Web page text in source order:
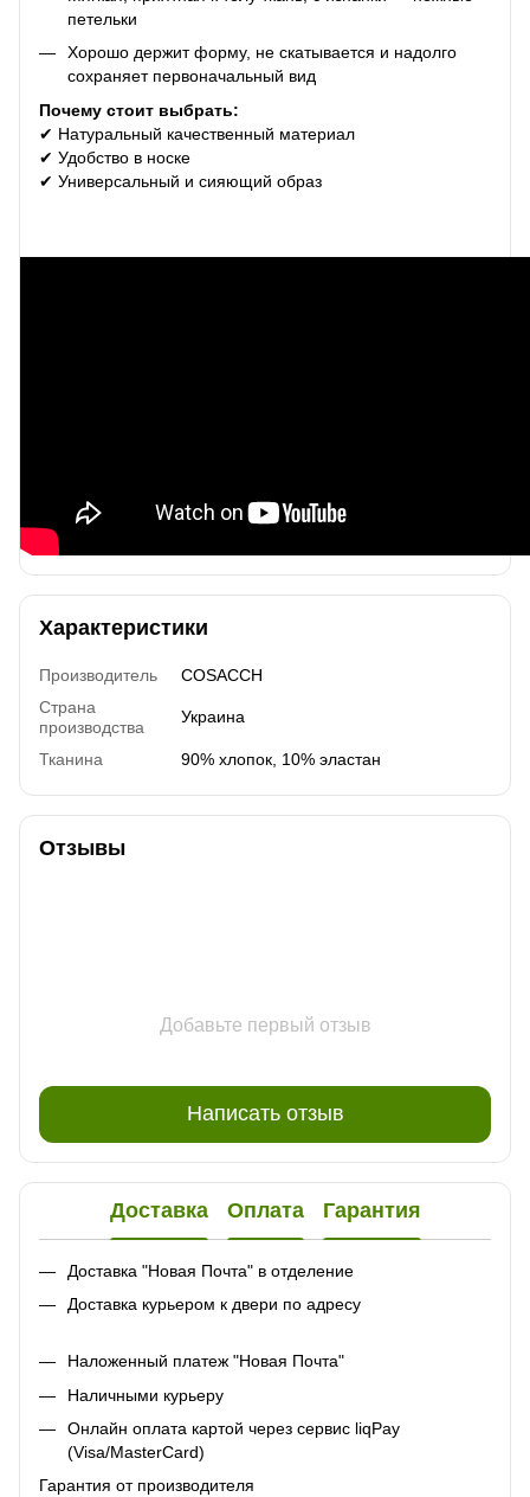
петельки
Хорошо держит форму, не скатывается и надолго
сохраняет первоначальный вид
Почему стоит выбрать:
✔ Натуральный качественный материал
✔ Удобство в носке
✔ Универсальный и сияющий образ
Характеристики
Производитель
COSACCH
Страна
производства
Украина
Тканина 90% хлопок, 10% эластан
Отзывы
Добавьте первый отзыв
Написать отзыв
Доставка Оплата Гарантия
Доставка "Новая Почта" в отделение
Доставка курьером к двери по адресу
Наложенный платеж "Новая Почта"
Наличными курьеру
Онлайн оплата картой через сервис liqPay
(Visa/MasterCard)
Гарантия от производителя